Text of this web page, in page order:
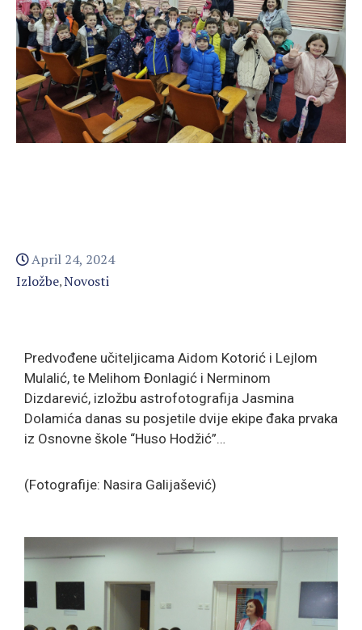
April 24, 2024
Izložbe‚Novosti
Predvođene učiteljicama Aidom Kotorić i Lejlom
Mulalić, te Melihom Đonlagić i Nerminom
Dizdarević, izložbu astrofotografija Jasmina
Dolamića danas su posjetile dvije ekipe đaka prvaka
iz Osnovne škole “Huso Hodžić”…
(Fotografije: Nasira Galijašević)